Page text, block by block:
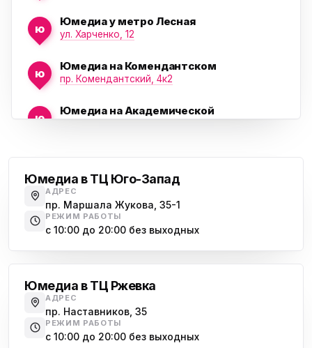
ю
Юмедиа у метро Лесная
ул. Харченко, 12
ю
Юмедиа на Комендантском
пр. Комендантский, 4к2
ю
Юмедиа на Академической
Юмедиа на Наставников
пр. Наставников 35
ю
Юмедиа в ТК Юго-Запад
пр. Маршала Жукова, 35-1
Юмедиа на Космонавтов
Юмедиа в ТЦ Юго-Запад
АДРЕС
пр. Маршала Жукова, 35-1
РЕЖИМ РАБОТЫ
с 10:00 до 20:00 без выходных
Юмедиа в ТЦ Ржевка
АДРЕС
пр. Наставников, 35
РЕЖИМ РАБОТЫ
с 10:00 до 20:00 без выходных